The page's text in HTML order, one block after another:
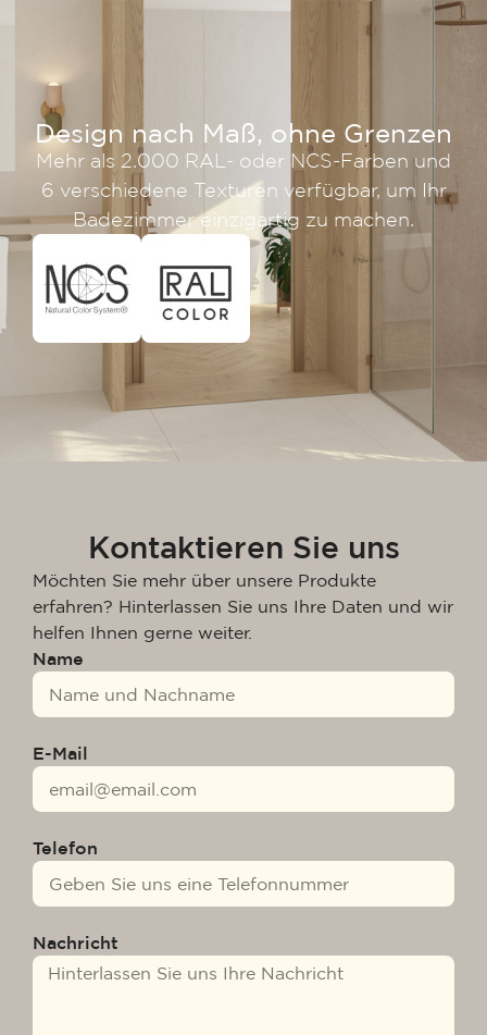
Design nach Maß, ohne Grenzen
Mehr als 2.000 RAL- oder NCS-Farben und
6 verschiedene Texturen verfügbar, um Ihr
Badezimmer einzigartig zu machen.
Kontaktieren Sie uns
Möchten Sie mehr über unsere Produkte
erfahren? Hinterlassen Sie uns Ihre Daten und wir
helfen Ihnen gerne weiter.
Name
E-Mail
Telefon
Nachricht